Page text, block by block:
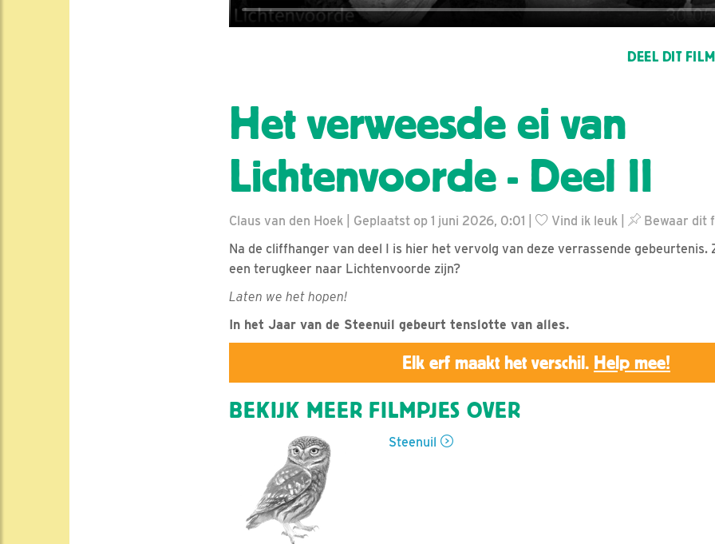
DEEL DIT
Het verweesde ei van
Lichtenvoorde - Deel II
Claus van den Hoek | Geplaatst op 1 juni 2026, 0:01 | Vind ik leuk
Bewaar dit
Na de cliffhanger van deel I is hier het vervolg van deze verrassende gebeurtenis.
een terugkeer naar Lichtenvoorde zijn?
Laten we het hopen!
In het Jaar van de Steenuil gebeurt tenslotte van alles.
Elk erf maakt het verschil. Help mee!
BEKIJK MEER FILMPJES OVER
Steenuil